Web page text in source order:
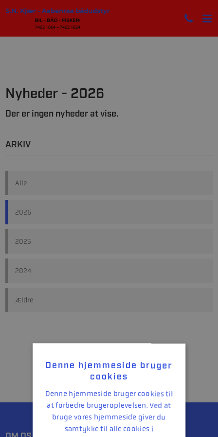
Nyheder - 2026
Der er ingen nyheder at vise.
ARKIV
Alle
2026
2025
2024
Ældre
Denne hjemmeside bruger
cookies
Denne hjemmeside bruger cookies til
at forbedre brugeroplevelsen. Ved at
bruge vores hjemmeside giver du
samtykke til alle cookies i